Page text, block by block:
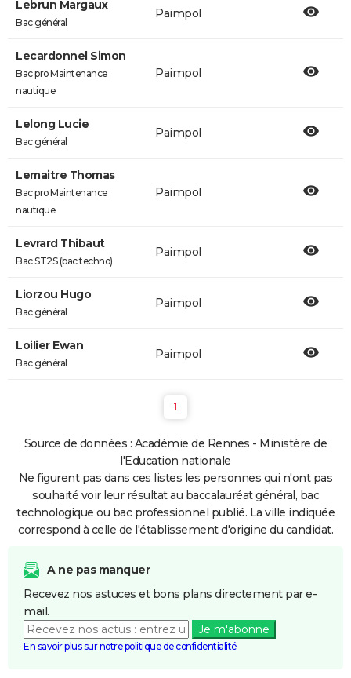
Lebrun Margaux
Bac général
Paimpol
Lecardonnel Simon
Bac pro Maintenance
nautique
Paimpol
Lelong Lucie
Bac général
Paimpol
Lemaitre Thomas
Bac pro Maintenance
nautique
Paimpol
Levrard Thibaut
Bac ST2S (bac techno)
Paimpol
Liorzou Hugo
Bac général
Paimpol
Loilier Ewan
Bac général
Paimpol
1
Source de données : Académie de Rennes - Ministère de
l'Education nationale
Ne figurent pas dans ces listes les personnes qui n'ont pas
souhaité voir leur résultat au baccalauréat général, bac
technologique ou bac professionnel publié. La ville indiquée
correspond à celle de l'établissement d'origine du candidat.
A ne pas manquer
Recevez nos astuces et bons plans directement par e-
mail.
Je m'abonne
En savoir plus sur notre politique de confidentialité